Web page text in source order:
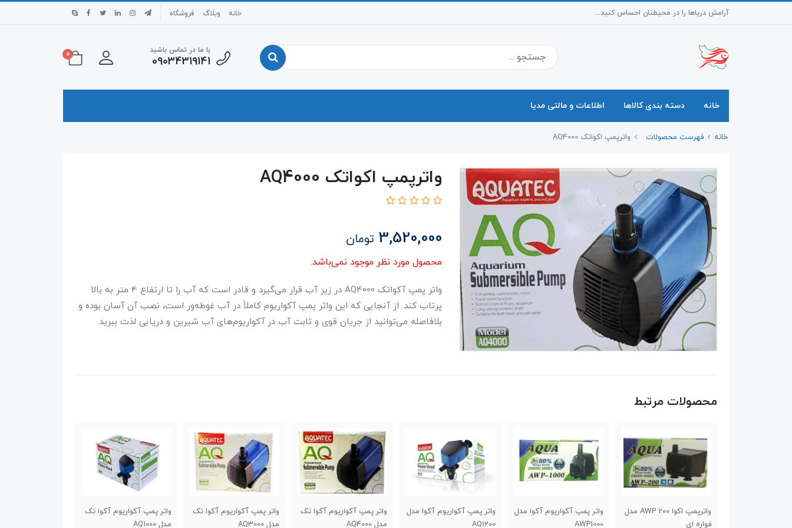
آرامش دریاها را در محیطتان احساس کنید... خانه وبلاگ فروشگاه
با ما در تماس باشید
09034319141
0
خانه دسته بندی کالاها اطلاعات و مالتی مدیا
خانه فهرست محصولات واترپمپ اکواتک AQ4000
واترپمپ اکواتک AQ4000
3,520,000 تومان
محصول مورد نظر موجود نمی‌باشد.
واتر پمپ آکواتک AQ4000 در زیر آب قرار می‌گیرد و قادر است که آب را تا ارتفاع 4 متر به بالا
پرتاب کند. از آنجایی که این واتر پمپ آکواریوم کاملاً در آب غوطه‌ور است، نصب آن آسان بوده و
بلافاصله می‌توانید از جریان قوی و ثابت آب در آکواریوم‌های آب شیرین و دریایی لذت ببرید
محصولات مرتبط
واتر پمپ آکواریوم آکوا مدل
AWP1000
واتر پمپ آکواریوم آکوا مدل
AQ1200
واتر پمپ آکواریوم آکوا تک
مدل AQ4000
واتر پمپ آکواریوم آکوا تک
مدل AQ3000
واتر پمپ آکواریوم آکوا تک
مدل AQ1000
واتر پمپ آکواریوم آکوا تک
مدل AQ1200